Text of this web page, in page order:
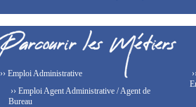
›› Emploi Administrative
›› Emploi Agent Administrative / Agent de
Bureau